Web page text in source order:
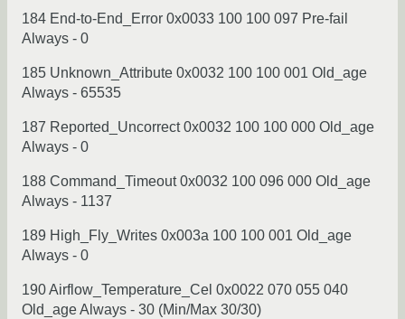
184 End-to-End_Error 0x0033 100 100 097 Pre-fail
Always - 0
185 Unknown_Attribute 0x0032 100 100 001 Old_age
Always - 65535
187 Reported_Uncorrect 0x0032 100 100 000 Old_age
Always - 0
188 Command_Timeout 0x0032 100 096 000 Old_age
Always - 1137
189 High_Fly_Writes 0x003a 100 100 001 Old_age
Always - 0
190 Airflow_Temperature_Cel 0x0022 070 055 040
Old_age Always - 30 (Min/Max 30/30)